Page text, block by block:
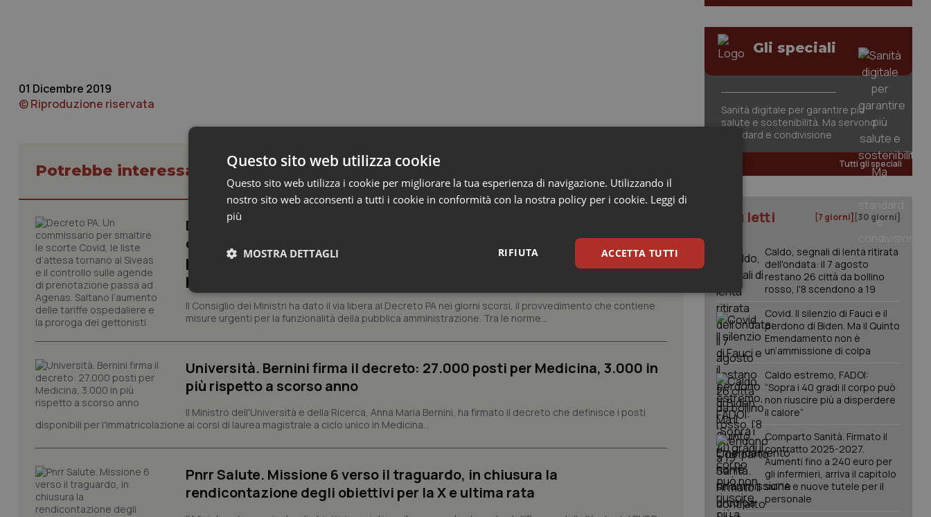
01 Dicembre 2019
© Riproduzione riservata
Potrebbe interessarti in Governo e Parlamento
Decreto PA. Un commissario per smaltire le scorte Covid, le liste
d’attesa tornano al Siveas e il controllo sulle agende di prenotazione
passa ad Agenas. Saltano l’aumento delle tariffe ospedaliere e la
proroga dei gettonisti
Il Consiglio dei Ministri ha dato il via libera al Decreto PA nei giorni scorsi, il provvedimento che contiene
misure urgenti per la funzionalità della pubblica amministrazione. Tra le norme...
Università. Bernini firma il decreto: 27.000 posti per Medicina, 3.000 in
più rispetto a scorso anno
Il Ministro dell'Università e della Ricerca, Anna Maria Bernini, ha firmato il decreto che definisce i posti
disponibili per l'immatricolazione ai corsi di laurea magistrale a ciclo unico in Medicina...
Pnrr Salute. Missione 6 verso il traguardo, in chiusura la
rendicontazione degli obiettivi per la X e ultima rata
Gli speciali
Sanità digitale per garantire più
salute e sostenibilità. Ma servono
standard e condivisione
Tutti gli speciali
I più letti [7 giorni] [30 giorni]
Caldo, segnali di lenta ritirata
dell'ondata: il 7 agosto
restano 26 città da bollino
rosso, l'8 scendono a 19
Covid. Il silenzio di Fauci e il
perdono di Biden. Ma il Quinto
Emendamento non è
un’ammissione di colpa
Caldo estremo, FADOI:
“Sopra i 40 gradi il corpo può
non riuscire più a disperdere
il calore”
Comparto Sanità. Firmato il
contratto 2025-2027.
Aumenti fino a 240 euro per
gli infermieri, arriva il capitolo
sull'IA e nuove tutele per il
personale
Questo sito web utilizza cookie
Questo sito web utilizza i cookie per migliorare la tua esperienza di navigazione. Utilizzando il
nostro sito web acconsenti a tutti i cookie in conformità con la nostra policy per i cookie. Leggi di
più
ACCETTA TUTTI
RIFIUTA
MOSTRA DETTAGLI
Necessari Statistici Marketing
I cookie necessari contribuiscono a rendere fruibile il sito web abilitandone funzionalità di base quali la navigazione sulle pagine
e l'accesso alle aree protette del sito. Il sito web non è in grado di funzionare correttamente senza questi cookie.
Nome
Fornitore/Dominio Scadenza
Descrizione
VISITOR_PRIVACY_METADATA
YouTube
.youtube.com
5 mesi 4
settimane
Questo cookie viene utilizzato per memorizzare le
scelte di consenso e privacy dell'utente per la loro
interazione con il sito. Registra i dati sul consenso
del visitatore riguardo a varie politiche e